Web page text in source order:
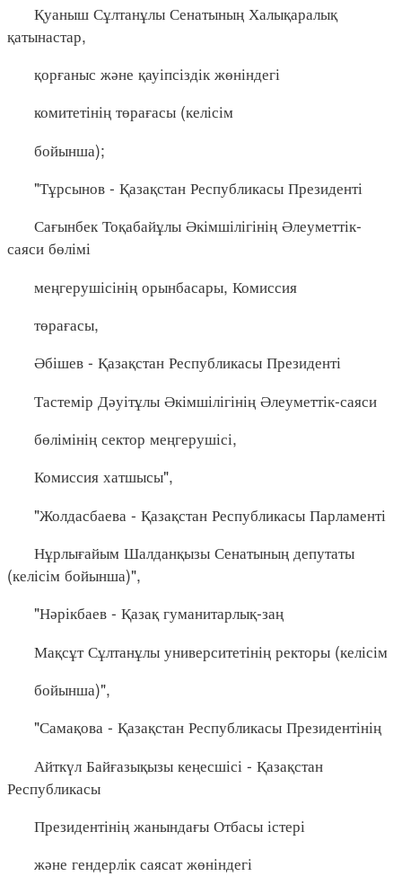
Қуаныш Сұлтанұлы Сенатының Халықаралық
қатынастар,
қорғаныс және қауіпсіздік жөніндегі
комитетінің төрағасы (келісім
бойынша);
"Тұрсынов - Қазақстан Республикасы Президенті
Сағынбек Тоқабайұлы Әкімшілігінің Әлеуметтік-
саяси бөлімі
меңгерушісінің орынбасары, Комиссия
төрағасы,
Әбішев - Қазақстан Республикасы Президенті
Тастемір Дәуітұлы Әкімшілігінің Әлеуметтік-саяси
бөлімінің сектор меңгерушісі,
Комиссия хатшысы",
"Жолдасбаева - Қазақстан Республикасы Парламенті
Нұрлығайым Шалданқызы Сенатының депутаты
(келісім бойынша)",
"Нәрікбаев - Қазақ гуманитарлық-заң
Мақсұт Сұлтанұлы университетінің ректоры (келісім
бойынша)",
"Самақова - Қазақстан Республикасы Президентінің
Айткүл Байғазықызы кеңесшісі - Қазақстан
Республикасы
Президентінің жанындағы Отбасы істері
және гендерлік саясат жөніндегі